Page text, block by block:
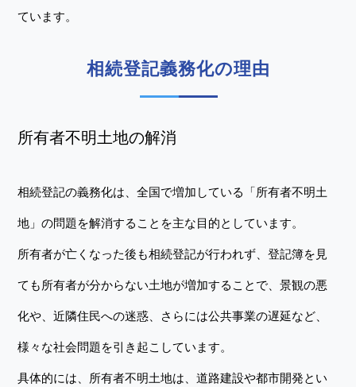
ています。
相続登記義務化の理由
所有者不明土地の解消
相続登記の義務化は、全国で増加している「所有者不明土
地」の問題を解消することを主な目的としています。
所有者が亡くなった後も相続登記が行われず、登記簿を見
ても所有者が分からない土地が増加することで、景観の悪
化や、近隣住民への迷惑、さらには公共事業の遅延など、
様々な社会問題を引き起こしています。
具体的には、所有者不明土地は、道路建設や都市開発とい